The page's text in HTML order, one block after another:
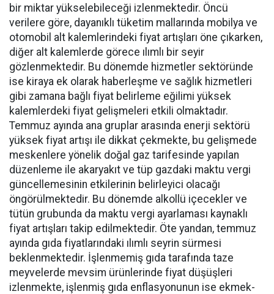
bir miktar yükselebileceği izlenmektedir. Öncü
verilere göre, dayanıklı tüketim mallarında mobilya ve
otomobil alt kalemlerindeki fiyat artışları öne çıkarken,
diğer alt kalemlerde görece ılımlı bir seyir
gözlenmektedir. Bu dönemde hizmetler sektöründe
ise kiraya ek olarak haberleşme ve sağlık hizmetleri
gibi zamana bağlı fiyat belirleme eğilimi yüksek
kalemlerdeki fiyat gelişmeleri etkili olmaktadır.
Temmuz ayında ana gruplar arasında enerji sektörü
yüksek fiyat artışı ile dikkat çekmekte, bu gelişmede
meskenlere yönelik doğal gaz tarifesinde yapılan
düzenleme ile akaryakıt ve tüp gazdaki maktu vergi
güncellemesinin etkilerinin belirleyici olacağı
öngörülmektedir. Bu dönemde alkollü içecekler ve
tütün grubunda da maktu vergi ayarlaması kaynaklı
fiyat artışları takip edilmektedir. Öte yandan, temmuz
ayında gıda fiyatlarındaki ılımlı seyrin sürmesi
beklenmektedir. İşlenmemiş gıda tarafında taze
meyvelerde mevsim ürünlerinde fiyat düşüşleri
izlenmekte, işlenmiş gıda enflasyonunun ise ekmek-